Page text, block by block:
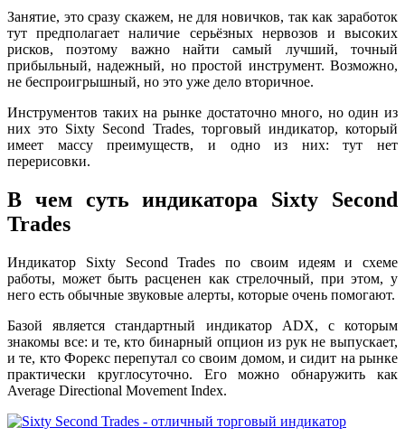
Занятие, это сразу скажем, не для новичков, так как заработок
тут предполагает наличие серьёзных нервозов и высоких
рисков, поэтому важно найти самый лучший, точный
прибыльный, надежный, но простой инструмент. Возможно,
не беспроигрышный, но это уже дело вторичное.
Инструментов таких на рынке достаточно много, но один из
них это Sixty Second Trades, торговый индикатор, который
имеет массу преимуществ, и одно из них: тут нет
перерисовки.
В чем суть индикатора Sixty Second
Trades
Индикатор Sixty Second Trades по своим идеям и схеме
работы, может быть расценен как стрелочный, при этом, у
него есть обычные звуковые алерты, которые очень помогают.
Базой является стандартный индикатор ADX, с которым
знакомы все: и те, кто бинарный опцион из рук не выпускает,
и те, кто Форекс перепутал со своим домом, и сидит на рынке
практически круглосуточно. Его можно обнаружить как
Average Directional Movement Index.